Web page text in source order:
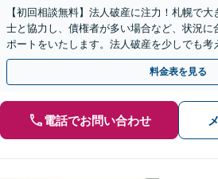
【初回相談無料】法人破産に注力！札幌で
士と協力し、債権者が多い場合など、状況に
ポートをいたします。法人破産を少しでも考
【面談】をご予約ください【休日・夜間相談
料金表を見る
電話でお問い合わせ